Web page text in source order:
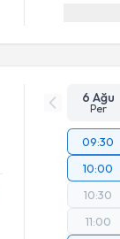
6 Ağu
Per
09:30
10:00
10:30
11:00